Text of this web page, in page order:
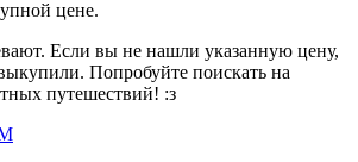
цене.
Если вы не нашли указанную цену,
Попробуйте поискать на
путешествий! :з